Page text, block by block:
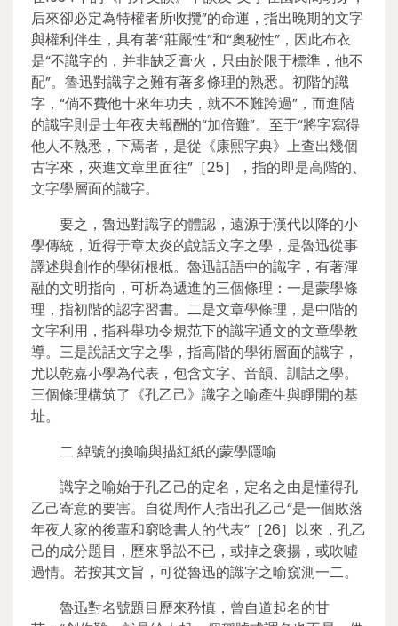
后來卻必定為特權者所收攬”的命運，指出晚期的文字
與權利伴生，具有著“莊嚴性”和“奧秘性”，因此布衣
是“不識字的，并非缺乏膏火，只由於限于標準，他不
配”。魯迅對識字之難有著多條理的熟悉。初階的識
字，“倘不費他十來年功夫，就不不難跨過”，而進階
的識字則是士年夜夫報酬的“加倍難”。至于“將字寫得
他人不熟悉，下焉者，是從《康熙字典》上查出幾個
古字來，夾進文章里面往”［25］，指的即是高階的、
文字學層面的識字。
要之，魯迅對識字的體認，遠源于漢代以降的小
學傳統，近得于章太炎的說話文字之學，是魯迅從事
譯述與創作的學術根柢。魯迅話語中的識字，有著渾
融的文明指向，可析為遞進的三個條理：一是蒙學條
理，指初階的認字習書。二是文章學條理，是中階的
文字利用，指科舉功令規范下的識字通文的文章學教
導。三是說話文字之學，指高階的學術層面的識字，
尤以乾嘉小學為代表，包含文字、音韻、訓詁之學。
三個條理構筑了《孔乙己》識字之喻產生與睜開的基
址。
二 綽號的換喻與描紅紙的蒙學隱喻
識字之喻始于孔乙己的定名，定名之由是懂得孔
乙己寄意的要害。自從周作人指出孔乙己“是一個敗落
年夜人家的後輩和窮唸書人的代表”［26］以來，孔乙
己的成分題目，歷來爭訟不已，或掉之褒揚，或吹噓
過情。若按其文旨，可從魯迅的識字之喻窺測一二。
魯迅對名號題目歷來矜慎，曾自道起名的甘